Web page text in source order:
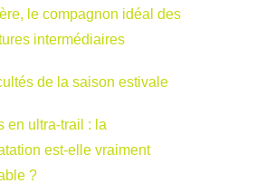
le compagnon idéal des
intermédiaires
de la saison estivale
en ultra-trail : la
est-elle vraiment
?